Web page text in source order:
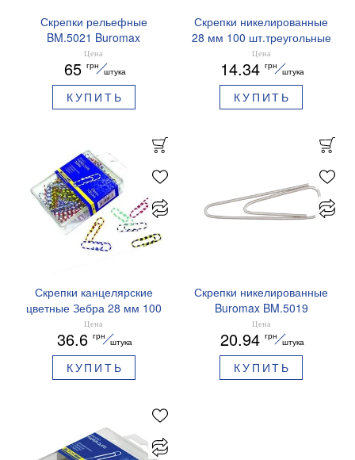
Скрепки рельефные
BM.5021 Buromax
Цена
65 грн
штука
КУПИТЬ
Скрепки никелированные
28 мм 100 шт.треугольные
Buromax BM.5023
Цена
14.34 грн
штука
КУПИТЬ
Скрепки канцелярские
цветные Зебра 28 мм 100
шт.Buromax BM.5071
Цена
36.6 грн
штука
КУПИТЬ
Скрепки никелированные
Buromax BM.5019
Цена
20.94 грн
штука
КУПИТЬ